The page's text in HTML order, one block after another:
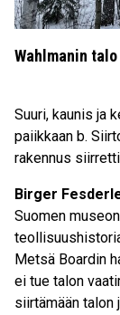
Wahlmanin
Suuri, kaunis ja
paiikkaan b.
rakennus
Birger
Suomen
Metsä Boardin
ei tue talon
siirtämään talon